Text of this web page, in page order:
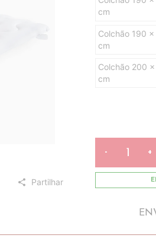
share Partilhar
cm
Colchão 190
cm
Colchão 200
cm
- +